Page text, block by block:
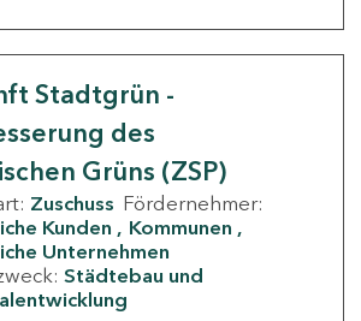
Stadtgrün -
des
Grüns (ZSP)
Zuschuss Fördernehmer:
Kunden
Kommunen
Unternehmen
Städtebau und